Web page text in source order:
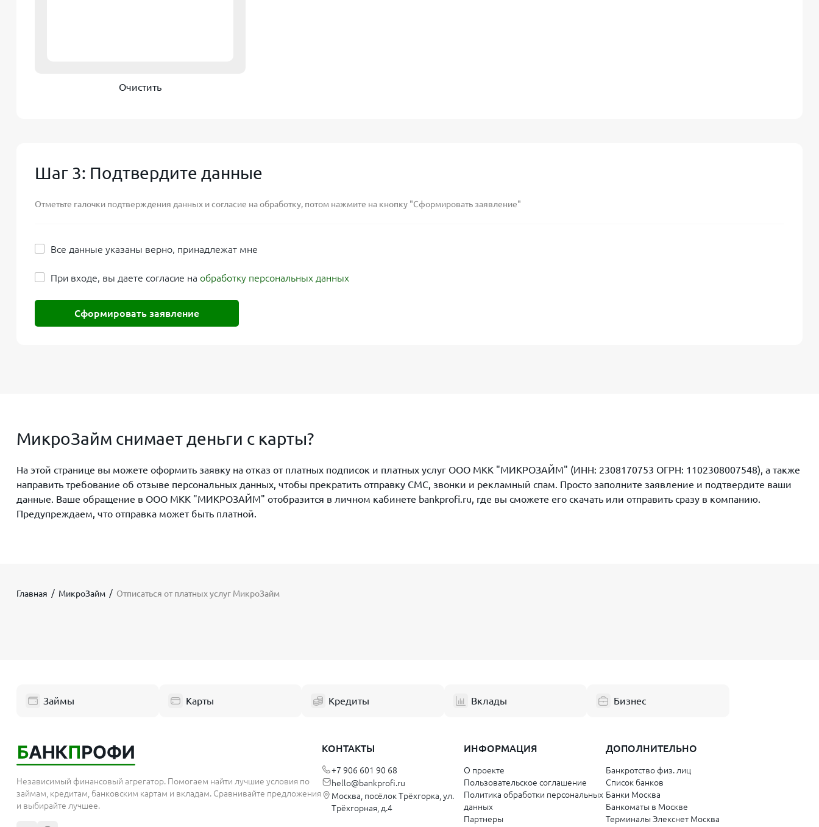
Очистить
Шаг 3: Подтвердите данные
Отметьте галочки подтверждения данных и согласие на обработку, потом нажмите на кнопку "Сформировать заявление"
Все данные указаны верно, принадлежат мне
При входе, вы даете согласие на обработку персональных данных
Сформировать заявление
МикроЗайм снимает деньги с карты?
На этой странице вы можете оформить заявку на отказ от платных подписок и платных услуг ООО МКК "МИКРОЗАЙМ" (ИНН: 2308170753 ОГРН: 1102308007548), а также
направить требование об отзыве персональных данных, чтобы прекратить отправку СМС, звонки и рекламный спам. Просто заполните заявление и подтвердите ваши
данные. Ваше обращение в ООО МКК "МИКРОЗАЙМ" отобразится в личном кабинете bankprofi.ru, где вы сможете его скачать или отправить сразу в компанию.
Предупреждаем, что отправка может быть платной.
Главная МикроЗайм Отписаться от платных услуг МикроЗайм
Займы Карты Кредиты Вклады Бизнес
Независимый финансовый агрегатор. Помогаем найти лучшие условия по
займам, кредитам, банковским картам и вкладам. Сравнивайте предложения
и выбирайте лучшее.
КОНТАКТЫ
+7 906 601 90 68
hello@bankprofi.ru
Москва, посёлок Трёхгорка, ул.
Трёхгорная, д.4
ИНФОРМАЦИЯ
О проекте
Пользовательское соглашение
Политика обработки персональных
данных
Партнеры
ДОПОЛНИТЕЛЬНО
Банкротство физ. лиц
Список банков
Банки Москва
Банкоматы в Москве
Терминалы Элекснет Москва